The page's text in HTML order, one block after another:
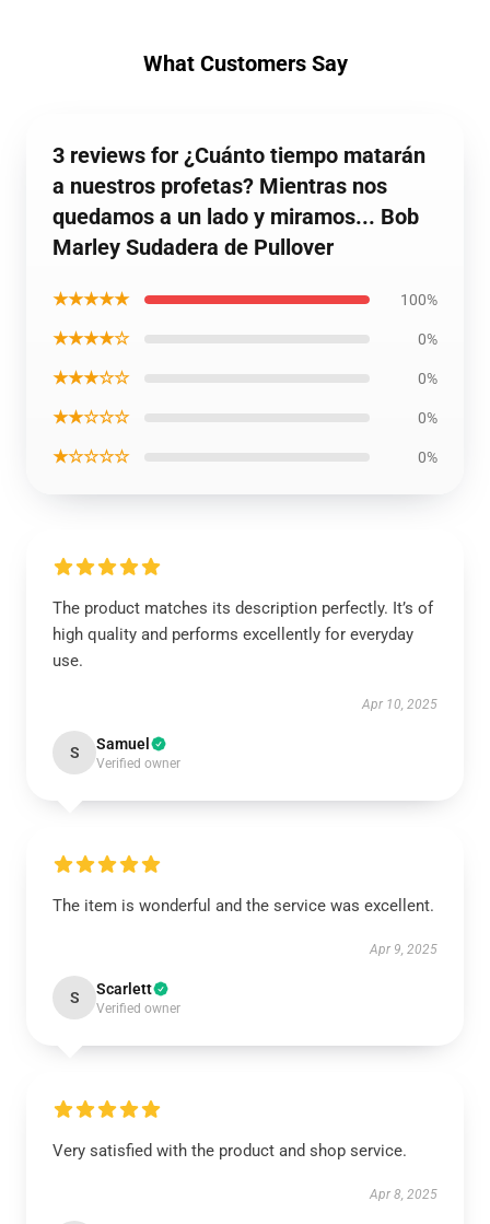
What Customers Say
3 reviews for ¿Cuánto tiempo matarán
a nuestros profetas? Mientras nos
quedamos a un lado y miramos... Bob
Marley Sudadera de Pullover
★★★★★ 100%
★★★★☆ 0%
★★★☆☆ 0%
★★☆☆☆ 0%
★☆☆☆☆ 0%
The product matches its description perfectly. It’s of
high quality and performs excellently for everyday
use.
Apr 10, 2025
S Samuel
Verified owner
The item is wonderful and the service was excellent.
Apr 9, 2025
S Scarlett
Verified owner
Very satisfied with the product and shop service.
Apr 8, 2025